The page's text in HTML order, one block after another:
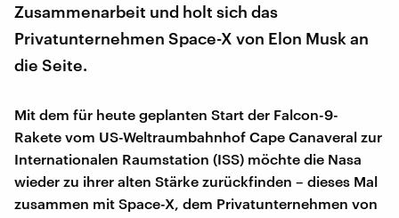
Zusammenarbeit und holt sich das
Privatunternehmen Space-X von Elon Musk an
die Seite.
Mit dem für heute geplanten Start der Falcon-9-
Rakete vom US-Weltraumbahnhof Cape Canaveral zur
Internationalen Raumstation (ISS) möchte die Nasa
wieder zu ihrer alten Stärke zurückfinden – dieses Mal
zusammen mit Space-X, dem Privatunternehmen von